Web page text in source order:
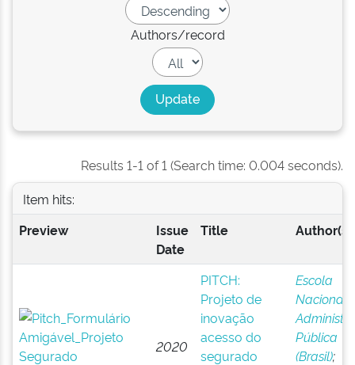
Authors/record
Results 1-1 of 1 (Search time: 0.004 seconds).
Item hits:
Preview
Issue
Date
Title Author(s)
2020
PITCH:
Projeto de
inovação
acesso do
segurado
Escola
Nacional
Pública
(Brasil);